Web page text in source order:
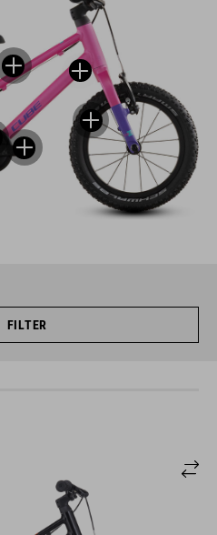
FILTER